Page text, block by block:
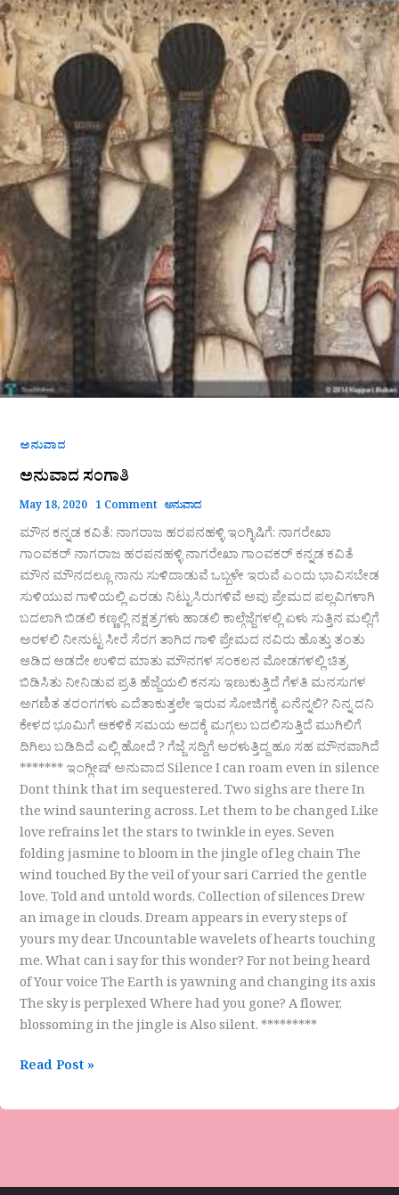
ಅನುವಾದ
ಅನುವಾದ ಸಂಗಾತಿ
May 18, 2020 1 Comment ಅನುವಾದ
ಮೌನ ಕನ್ನಡ ಕವಿತೆ: ನಾಗರಾಜ ಹರಪನಹಳ್ಳಿ ಇಂಗ್ಳಿಷಿಗೆ: ನಾಗರೇಖಾ
ಗಾಂವಕರ್ ನಾಗರಾಜ ಹರಪನಹಳ್ಳಿ ನಾಗರೇಖಾ ಗಾಂವಕರ್ ಕನ್ನಡ ಕವಿತೆ
ಮೌನ ಮೌನದಲ್ಲೂ ನಾನು ಸುಳಿದಾಡುವೆ ಒಬ್ಬಳೇ ಇರುವೆ ಎಂದು ಭಾವಿಸಬೇಡ
ಸುಳಿಯುವ ಗಾಳಿಯಲ್ಲಿ ಎರಡು ನಿಟ್ಟುಸಿರುಗಳಿವೆ ಅವು ಪ್ರೇಮದ ಪಲ್ಲವಿಗಳಾಗಿ
ಬದಲಾಗಿ ಬಿಡಲಿ ಕಣ್ಣಲ್ಲಿ ನಕ್ಷತ್ರಗಳು ಹಾಡಲಿ ಕಾಲ್ಗೆಜ್ಜೆಗಳಲ್ಲಿ ಏಳು ಸುತ್ತಿನ ಮಲ್ಲಿಗೆ
ಅರಳಲಿ ನೀನುಟ್ಟ ಸೀರೆ ಸೆರಗ ತಾಗಿದ ಗಾಳಿ ಪ್ರೇಮದ ನವಿರು ಹೊತ್ತು ತಂತು
ಆಡಿದ ಆಡದೇ ಉಳಿದ ಮಾತು ಮೌನಗಳ ಸಂಕಲನ ಮೋಡಗಳಲ್ಲಿ ಚಿತ್ರ
ಬಿಡಿಸಿತು ನೀನಿಡುವ ಪ್ರತಿ ಹೆಜ್ಜೆಯಲಿ ಕನಸು ಇಣುಕುತ್ತಿದೆ ಗೆಳತಿ ಮನಸುಗಳ
ಅಗಣಿತ ತರಂಗಗಳು ಎದೆತಾಕುತ್ತಲೇ ಇರುವ ಸೋಜಿಗಕ್ಕೆ ಏನೆನ್ನಲಿ? ನಿನ್ನ ದನಿ
ಕೇಳದ ಭೂಮಿಗೆ ಆಕಳಿಕೆ ಸಮಯ ಅದಕ್ಕೆ ಮಗ್ಗಲು ಬದಲಿಸುತ್ತಿದೆ ಮುಗಿಲಿಗೆ
ದಿಗಿಲು ಬಡಿದಿದೆ ಎಲ್ಲಿ ಹೋದೆ ? ಗೆಜ್ಜೆ ಸದ್ದಿಗೆ ಅರಳುತ್ತಿದ್ದ ಹೂ ಸಹ ಮೌನವಾಗಿದೆ
******* ಇಂಗ್ಲೀಷ್ ಅನುವಾದ Silence I can roam even in silence
Dont think that im sequestered. Two sighs are there In
the wind sauntering across. Let them to be changed Like
love refrains let the stars to twinkle in eyes. Seven
folding jasmine to bloom in the jingle of leg chain The
wind touched By the veil of your sari Carried the gentle
love, Told and untold words, Collection of silences Drew
an image in clouds. Dream appears in every steps of
yours my dear. Uncountable wavelets of hearts touching
me. What can i say for this wonder? For not being heard
of Your voice The Earth is yawning and changing its axis
The sky is perplexed Where had you gone? A flower,
blossoming in the jingle is Also silent. *********
ಅನುವಾದ
ಸಂಗಾತಿ
Read Post »